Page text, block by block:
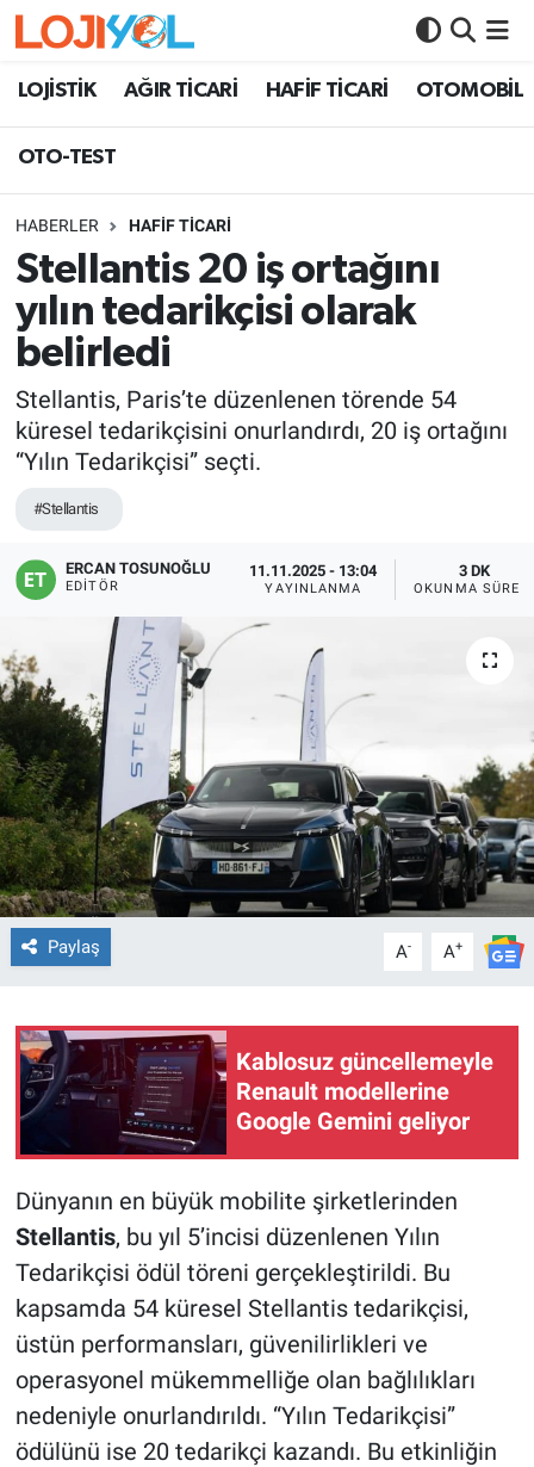
LOJİSTİK AĞIR TİCARİ HAFİF TİCARİ OTOMOBİL
OTO-TEST
HABERLER HAFİF TİCARİ
Stellantis 20 iş ortağını
yılın tedarikçisi olarak
belirledi
Stellantis, Paris’te düzenlenen törende 54
küresel tedarikçisini onurlandırdı, 20 iş ortağını
“Yılın Tedarikçisi” seçti.
#Stellantis
ERCAN TOSUNOĞLU
EDITÖR
11.11.2025 - 13:04
YAYINLANMA
3 DK
OKUNMA SÜRESI
Paylaş A- A+
Kablosuz güncellemeyle
Renault modellerine
Google Gemini geliyor
Dünyanın en büyük mobilite şirketlerinden
Stellantis, bu yıl 5’incisi düzenlenen Yılın
Tedarikçisi ödül töreni gerçekleştirildi. Bu
kapsamda 54 küresel Stellantis tedarikçisi,
üstün performansları, güvenilirlikleri ve
operasyonel mükemmelliğe olan bağlılıkları
nedeniyle onurlandırıldı. “Yılın Tedarikçisi”
ödülünü ise 20 tedarikçi kazandı. Bu etkinliğin
OTO-TEST